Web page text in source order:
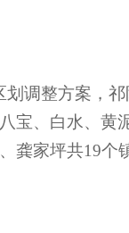
划调整方案，
宝、白水、黄
龚家坪共19个